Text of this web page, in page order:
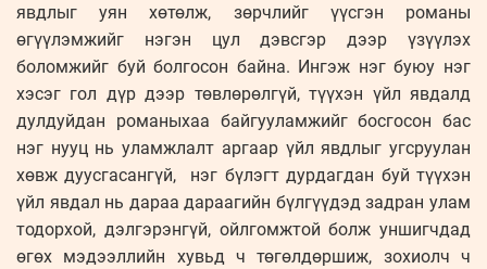
явдлыг уян хөтөлж, зөрчлийг үүсгэн романы
өгүүлэмжийг нэгэн цул дэвсгэр дээр үзүүлэх
боломжийг буй болгосон байна. Ингэж нэг буюу нэг
хэсэг гол дүр дээр төвлөрөлгүй, түүхэн үйл явдалд
дулдуйдан романыхаа байгууламжийг босгосон бас
нэг нууц нь уламжлалт аргаар үйл явдлыг угсруулан
хөвж дуусгасангүй, нэг бүлэгт дурдагдан буй түүхэн
үйл явдал нь дараа дараагийн бүлгүүдэд задран улам
тодорхой, дэлгэрэнгүй, ойлгомжтой болж уншигчдад
өгөх мэдээллийн хувьд ч төгөлдөршиж, зохиолч ч